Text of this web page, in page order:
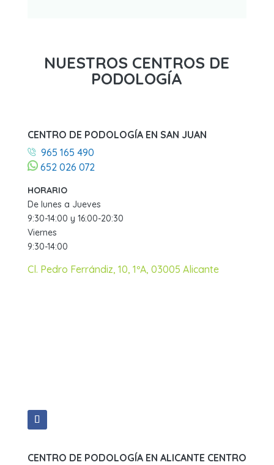
NUESTROS CENTROS DE
PODOLOGÍA
CENTRO DE PODOLOGÍA EN SAN JUAN
965 165 490
652 026 072
HORARIO
De lunes a Jueves
9:30-14:00 y 16:00-20:30
Viernes
9:30-14:00
Cl. Pedro Ferrándiz, 10, 1ºA, 03005 Alicante
CENTRO DE PODOLOGÍA EN ALICANTE CENTRO